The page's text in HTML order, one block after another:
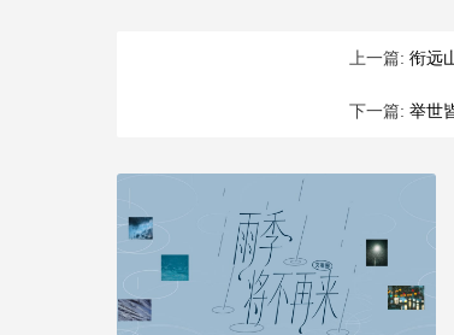
上一篇: 衔远
下一篇: 举世